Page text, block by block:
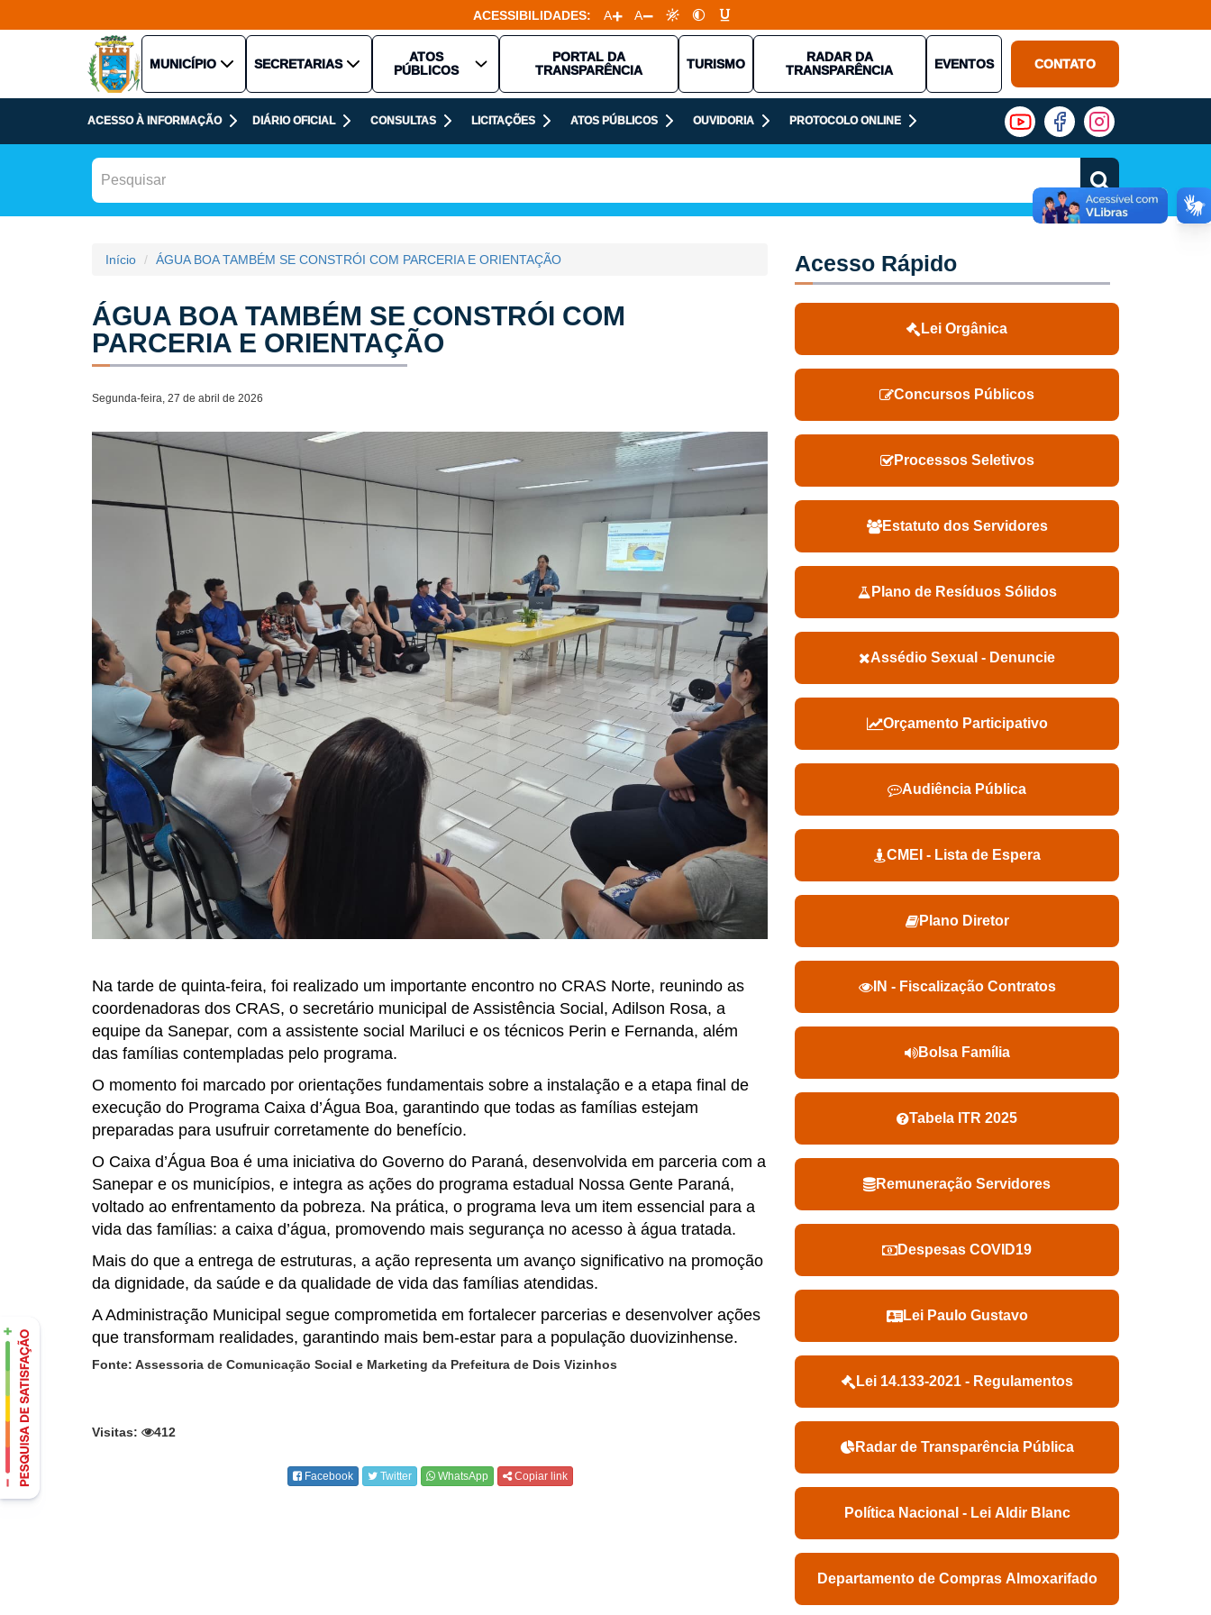
ACESSIBILIDADES: A A
MUNICÍPIO SECRETARIAS
ATOS
PÚBLICOS
PORTAL DA
TRANSPARÊNCIA
TURISMO
RADAR DA
TRANSPARÊNCIA
EVENTOS CONTATO
ACESSO À INFORMAÇÃO DIÁRIO OFICIAL CONSULTAS LICITAÇÕES ATOS PÚBLICOS OUVIDORIA PROTOCOLO ONLINE
Início ÁGUA BOA TAMBÉM SE CONSTRÓI COM PARCERIA E ORIENTAÇÃO
ÁGUA BOA TAMBÉM SE CONSTRÓI COM
PARCERIA E ORIENTAÇÃO
Segunda-feira, 27 de abril de 2026
Na tarde de quinta-feira, foi realizado um importante encontro no CRAS Norte, reunindo as
coordenadoras dos CRAS, o secretário municipal de Assistência Social, Adilson Rosa, a
equipe da Sanepar, com a assistente social Mariluci e os técnicos Perin e Fernanda, além
das famílias contempladas pelo programa.
O momento foi marcado por orientações fundamentais sobre a instalação e a etapa final de
execução do Programa Caixa d’Água Boa, garantindo que todas as famílias estejam
preparadas para usufruir corretamente do benefício.
O Caixa d’Água Boa é uma iniciativa do Governo do Paraná, desenvolvida em parceria com a
Sanepar e os municípios, e integra as ações do programa estadual Nossa Gente Paraná,
voltado ao enfrentamento da pobreza. Na prática, o programa leva um item essencial para a
vida das famílias: a caixa d’água, promovendo mais segurança no acesso à água tratada.
Mais do que a entrega de estruturas, a ação representa um avanço significativo na promoção
da dignidade, da saúde e da qualidade de vida das famílias atendidas.
A Administração Municipal segue comprometida em fortalecer parcerias e desenvolver ações
que transformam realidades, garantindo mais bem-estar para a população duovizinhense.
Fonte: Assessoria de Comunicação Social e Marketing da Prefeitura de Dois Vizinhos
Visitas: 412
Facebook Twitter WhatsApp Copiar link
Acesso Rápido
Lei Orgânica
Concursos Públicos
Processos Seletivos
Estatuto dos Servidores
Plano de Resíduos Sólidos
Assédio Sexual - Denuncie
Orçamento Participativo
Audiência Pública
CMEI - Lista de Espera
Plano Diretor
IN - Fiscalização Contratos
Bolsa Família
Tabela ITR 2025
Remuneração Servidores
Despesas COVID19
Lei Paulo Gustavo
Lei 14.133-2021 - Regulamentos
Radar de Transparência Pública
Política Nacional - Lei Aldir Blanc
Departamento de Compras Almoxarifado